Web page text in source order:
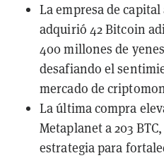
La empresa de
adquirió 42 Bitcoin
400 millones de
desafiando el
mercado de
La última compra
Metaplanet a 203
estrategia para